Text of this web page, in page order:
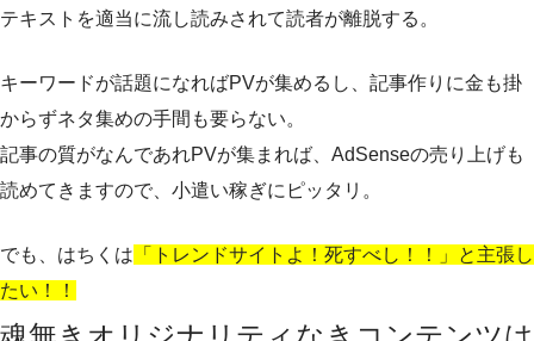
テキストを適当に流し読みされて読者が離脱する。
キーワードが話題になればPVが集めるし、記事作りに金も掛
からずネタ集めの手間も要らない。
記事の質がなんであれPVが集まれば、AdSenseの売り上げも
読めてきますので、小遣い稼ぎにピッタリ。
でも、はちくは 「トレンドサイトよ！死すべし！！」と主張し
たい！！